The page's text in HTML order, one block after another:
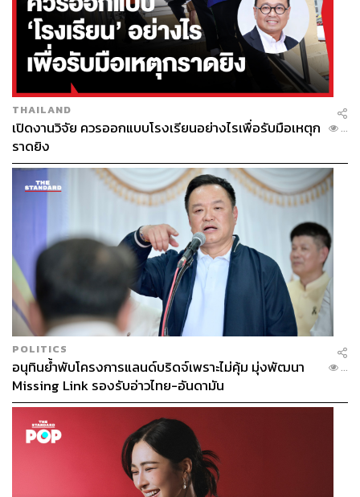
THAILAND
เปิดงานวิจัย ควรออกแบบโรงเรียนอย่างไรเพื่อรับมือเหตุก
ราดยิง
...
POLITICS
อนุทินย้ำพับโครงการแลนด์บริดจ์เพราะไม่คุ้ม มุ่งพัฒนา
Missing Link รองรับอ่าวไทย-อันดามัน
...